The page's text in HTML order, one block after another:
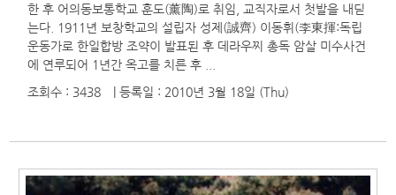
한 후 어의동보통학교 훈도(薰陶)로 취임, 교직자로서 첫발을 내딛
는다. 1911년 보창학교의 설립자 성제(誠齊) 이동휘(李東揮:독립
운동가로 한일합방 조약이 발표된 후 데라우찌 총독 암살 미수사건
에 연루되어 1년간 옥고를 치른 후 ...
조회수 : 3438
| 등록일 : 2010년 3월 18일 (Thu)